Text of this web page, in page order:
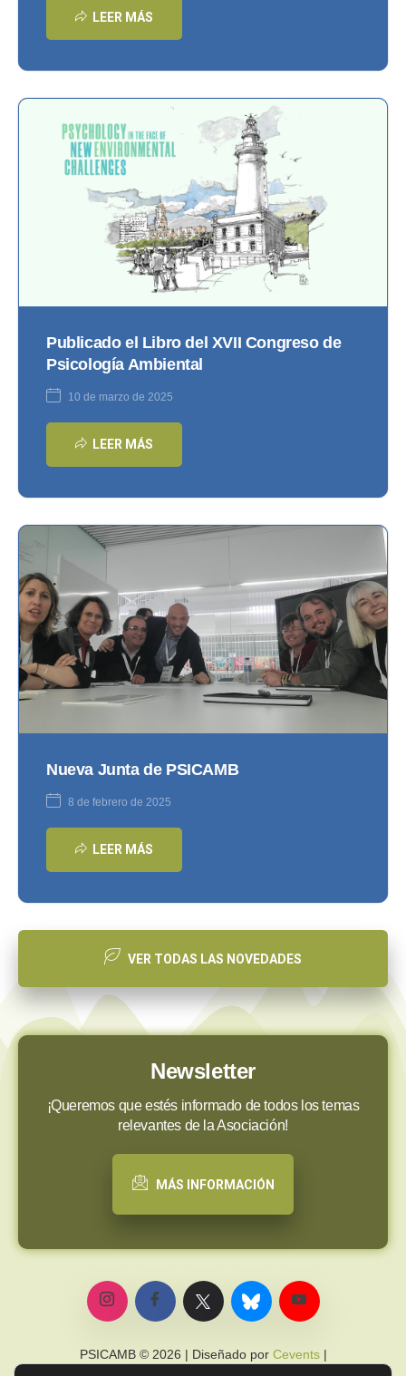
LEER MÁS
Publicado el Libro del XVII Congreso de
Psicología Ambiental
10 de marzo de 2025
LEER MÁS
Nueva Junta de PSICAMB
8 de febrero de 2025
LEER MÁS
VER TODAS LAS NOVEDADES
Newsletter
¡Queremos que estés informado de todos los temas
relevantes de la Asociación!
MÁS INFORMACIÓN
PSICAMB © 2026 | Diseñado por Cevents|